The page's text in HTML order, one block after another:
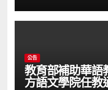
公告
教育部補助華語
方語文學院任教